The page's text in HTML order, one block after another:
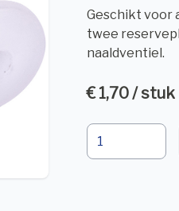
Geschikt voor
twee
naaldventiel.
€ 1,70 / stuk